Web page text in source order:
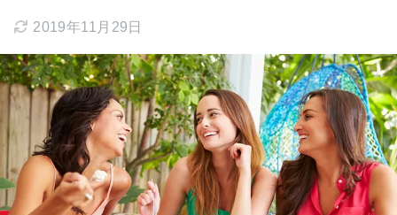
2019年11月29日